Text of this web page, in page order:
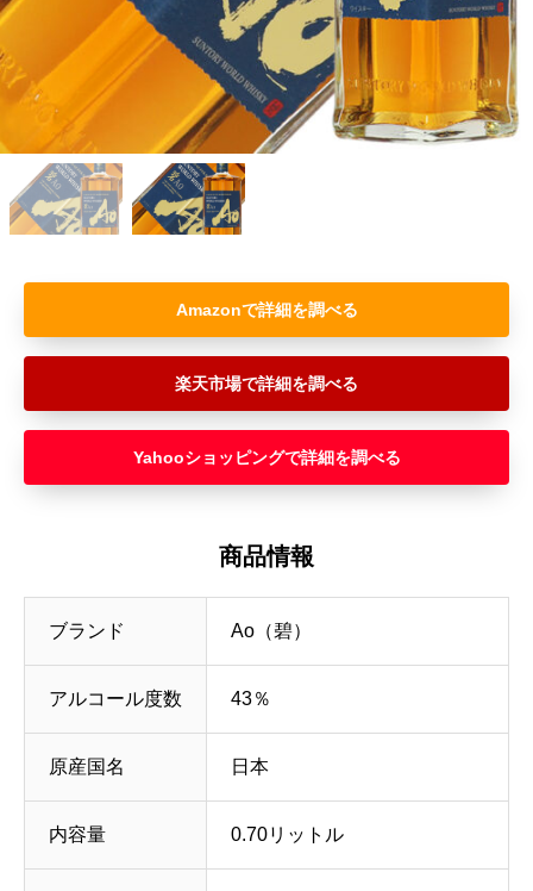
Amazon
楽天市場
Yahooショッピング
商品情報
ブランド Ao（碧）
アルコール度数 43％
原産国名 日本
内容量 0.70リットル